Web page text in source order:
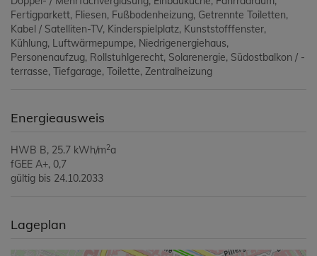
Fertigparkett Fliesen Fußbodenheizung Getrennte Toiletten
Kabel / Satelliten-TV Kinderspielplatz Kunststofffenster
Kühlung Luftwärmepumpe Niedrigenergiehaus
Personenaufzug Rollstuhlgerecht Solarenergie Südostbalkon / -
terrasse Tiefgarage Toilette Zentralheizung
Energieausweis
HWB B, 25.7 kWh/m2a
fGEE A+, 0,7
gültig bis 24.10.2033
Lageplan